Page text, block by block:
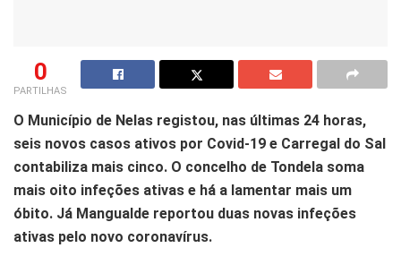
0
PARTILHAS
O Município de Nelas registou, nas últimas 24 horas,
seis novos casos ativos por Covid-19 e Carregal do Sal
contabiliza mais cinco. O concelho de Tondela soma
mais oito infeções ativas e há a lamentar mais um
óbito. Já Mangualde reportou duas novas infeções
ativas pelo novo coronavírus.